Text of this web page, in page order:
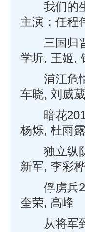
我们的生
主演：任程
三国归晋
学圻, 王姬,
浦江危情
车晓, 刘威
暗花
杨烁, 杜雨露
独立纵队
新军, 李彩
俘虏兵
奎荣, 高峰
从将军到